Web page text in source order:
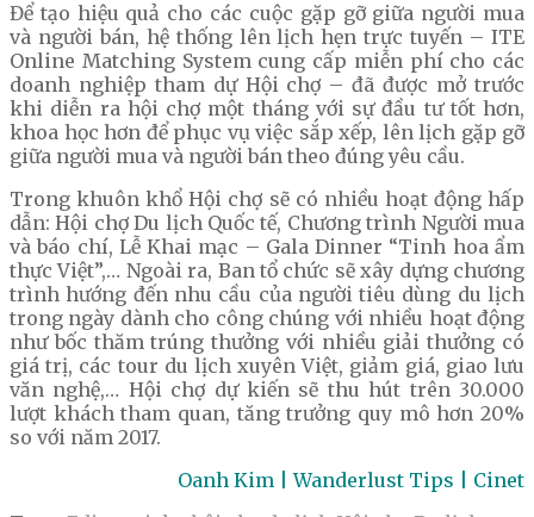
Để tạo hiệu quả cho các cuộc gặp gỡ giữa người mua
và người bán, hệ thống lên lịch hẹn trực tuyến – ITE
Online Matching System cung cấp miễn phí cho các
doanh nghiệp tham dự Hội chợ – đã được mở trước
khi diễn ra hội chợ một tháng với sự đầu tư tốt hơn,
khoa học hơn để phục vụ việc sắp xếp, lên lịch gặp gỡ
giữa người mua và người bán theo đúng yêu cầu.
Trong khuôn khổ Hội chợ sẽ có nhiều hoạt động hấp
dẫn: Hội chợ Du lịch Quốc tế, Chương trình Người mua
và báo chí, Lễ Khai mạc – Gala Dinner “Tinh hoa ẩm
thực Việt”,… Ngoài ra, Ban tổ chức sẽ xây dựng chương
trình hướng đến nhu cầu của người tiêu dùng du lịch
trong ngày dành cho công chúng với nhiều hoạt động
như bốc thăm trúng thưởng với nhiều giải thưởng có
giá trị, các tour du lịch xuyên Việt, giảm giá, giao lưu
văn nghệ,… Hội chợ dự kiến sẽ thu hút trên 30.000
lượt khách tham quan, tăng trưởng quy mô hơn 20%
so với năm 2017.
Oanh Kim | Wanderlust Tips | Cinet